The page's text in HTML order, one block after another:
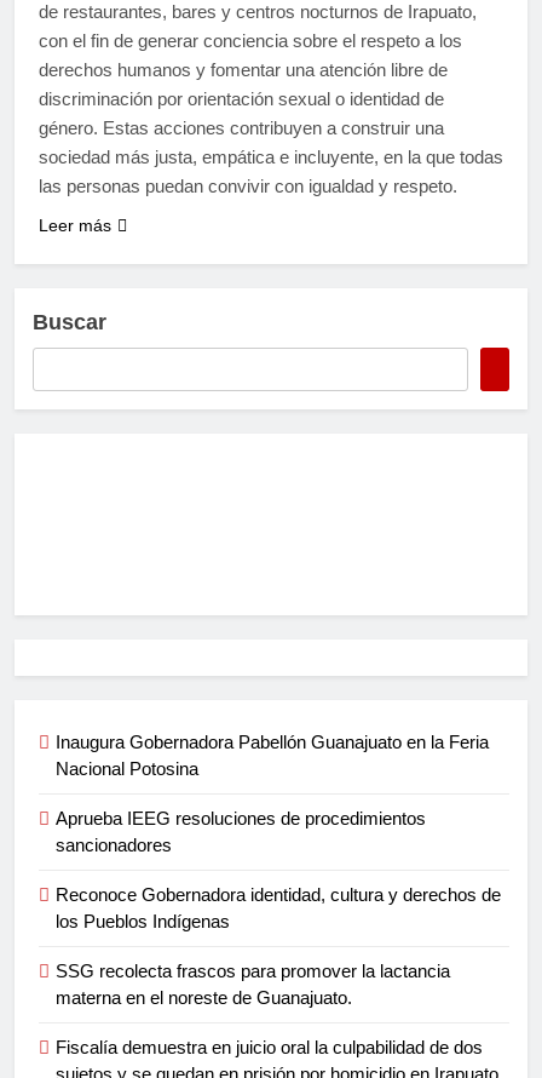
de restaurantes, bares y centros nocturnos de Irapuato,
con el fin de generar conciencia sobre el respeto a los
derechos humanos y fomentar una atención libre de
discriminación por orientación sexual o identidad de
género. Estas acciones contribuyen a construir una
sociedad más justa, empática e incluyente, en la que todas
las personas puedan convivir con igualdad y respeto.
Leer más
Buscar
Inaugura Gobernadora Pabellón Guanajuato en la Feria
Nacional Potosina
Aprueba IEEG resoluciones de procedimientos
sancionadores
Reconoce Gobernadora identidad, cultura y derechos de
los Pueblos Indígenas
SSG recolecta frascos para promover la lactancia
materna en el noreste de Guanajuato.
Fiscalía demuestra en juicio oral la culpabilidad de dos